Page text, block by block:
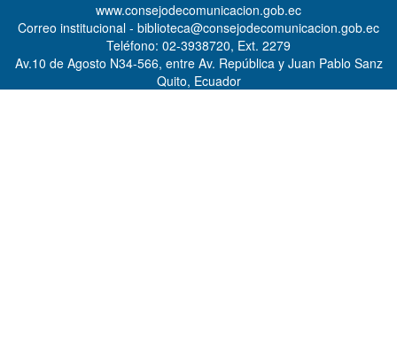
www.consejodecomunicacion.gob.ec
Correo institucional - biblioteca@consejodecomunicacion.gob.ec
Teléfono: 02-3938720, Ext. 2279
Av.10 de Agosto N34-566, entre Av. República y Juan Pablo Sanz
Quito, Ecuador